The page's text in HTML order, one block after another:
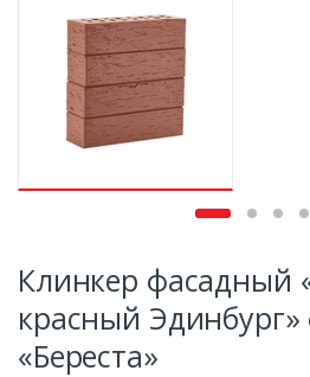
Клинкер фасадный
красный Эдинбург»
«Береста»